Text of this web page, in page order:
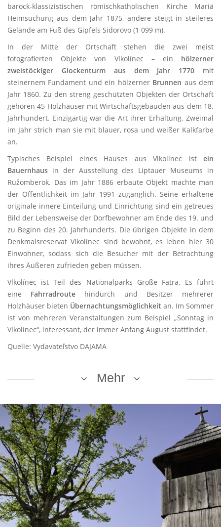
barock-klassizistischen römischkatholischen Kirche Mariä
Heimsuchung aus dem Jahr 1875, andere steigt in steileres
Gelände am Fuß des Gipfels Sidorovo (1 099 m).
In der Mitte der Ortschaft stehen die zwei meist
fotografierten Objekte von Vlkolínec – ein hölzerner
zweistöckiger Glockenturm aus
dem Jahr 1770 mit
steinernem Fundament und ein hölzerner Brunnen aus dem
Jahr 1860. Zu den streng geschützten Objekten der Ortschaft
gehören 45 Holzhäuser mit Wirtschaftsgebäuden aus dem 18.
Jahrhundert. Einzigartig war die Art ihrer Erhaltung. Zweimal
im Jahr strich man sie mit blauer, rosa und weißer Kalkfarbe
an.
Typisches Beispiel eines Hauses aus Vlkolínec ist ein
Bauernhaus in der Ausstellung des Liptauer Museums in
Ružomberok. Das im Jahr 1886 erbaute Objekt machte man
der Öffentlichkeit im Jahr 1991 zugänglich. Seine erhaltene
originale innere Einteilung und Einrichtung sind ein getreues
Bild der Lebensweise der Dorfbewohner am Ende des 19. und
zu Beginn des 20. Jahrhunderts. Die übrigen Objekte in dem
Denkmalsreservat Vlkolínec sind bewohnt, es leben hier 30
Einwohner, sodass sich die Besucher mit der Betrachtung
ihres Äußeren zufrieden geben müssen.
Vlkolínec ist Teil des Nationalparks Große Fatra. Es führt
eine Fahrradroute hindurch und
Besitzer mehrerer
Holzhäuser bieten Übernachtungsmöglichkeit an. Im Sommer
ist von mehreren Veranstaltungen zum Beispiel „Sonntag in
Vlkolínec“, interessant, der immer Anfang August stattfindet.
Quelle: Vydavateľstvo DAJAMA
Mehr